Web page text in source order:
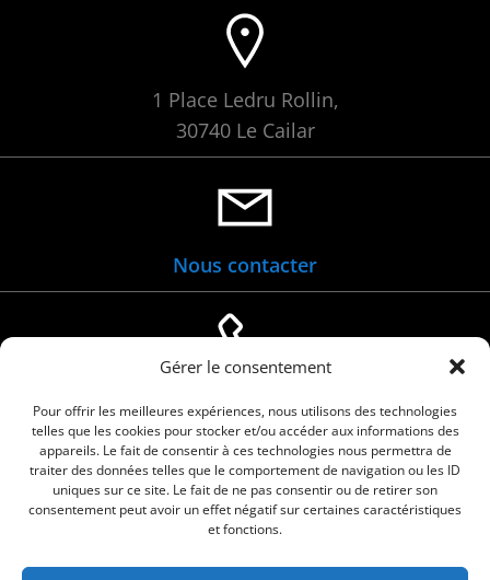
Gérer le consentement
Pour offrir les meilleures expériences, nous utilisons des technologies
telles que les cookies pour stocker et/ou accéder aux informations des
appareils. Le fait de consentir à ces technologies nous permettra de
traiter des données telles que le comportement de navigation ou les ID
uniques sur ce site. Le fait de ne pas consentir ou de retirer son
consentement peut avoir un effet négatif sur certaines caractéristiques
et fonctions.
1 Place Ledru Rollin,
30740 Le Cailar
Nous contacter
04 66 88 01 05